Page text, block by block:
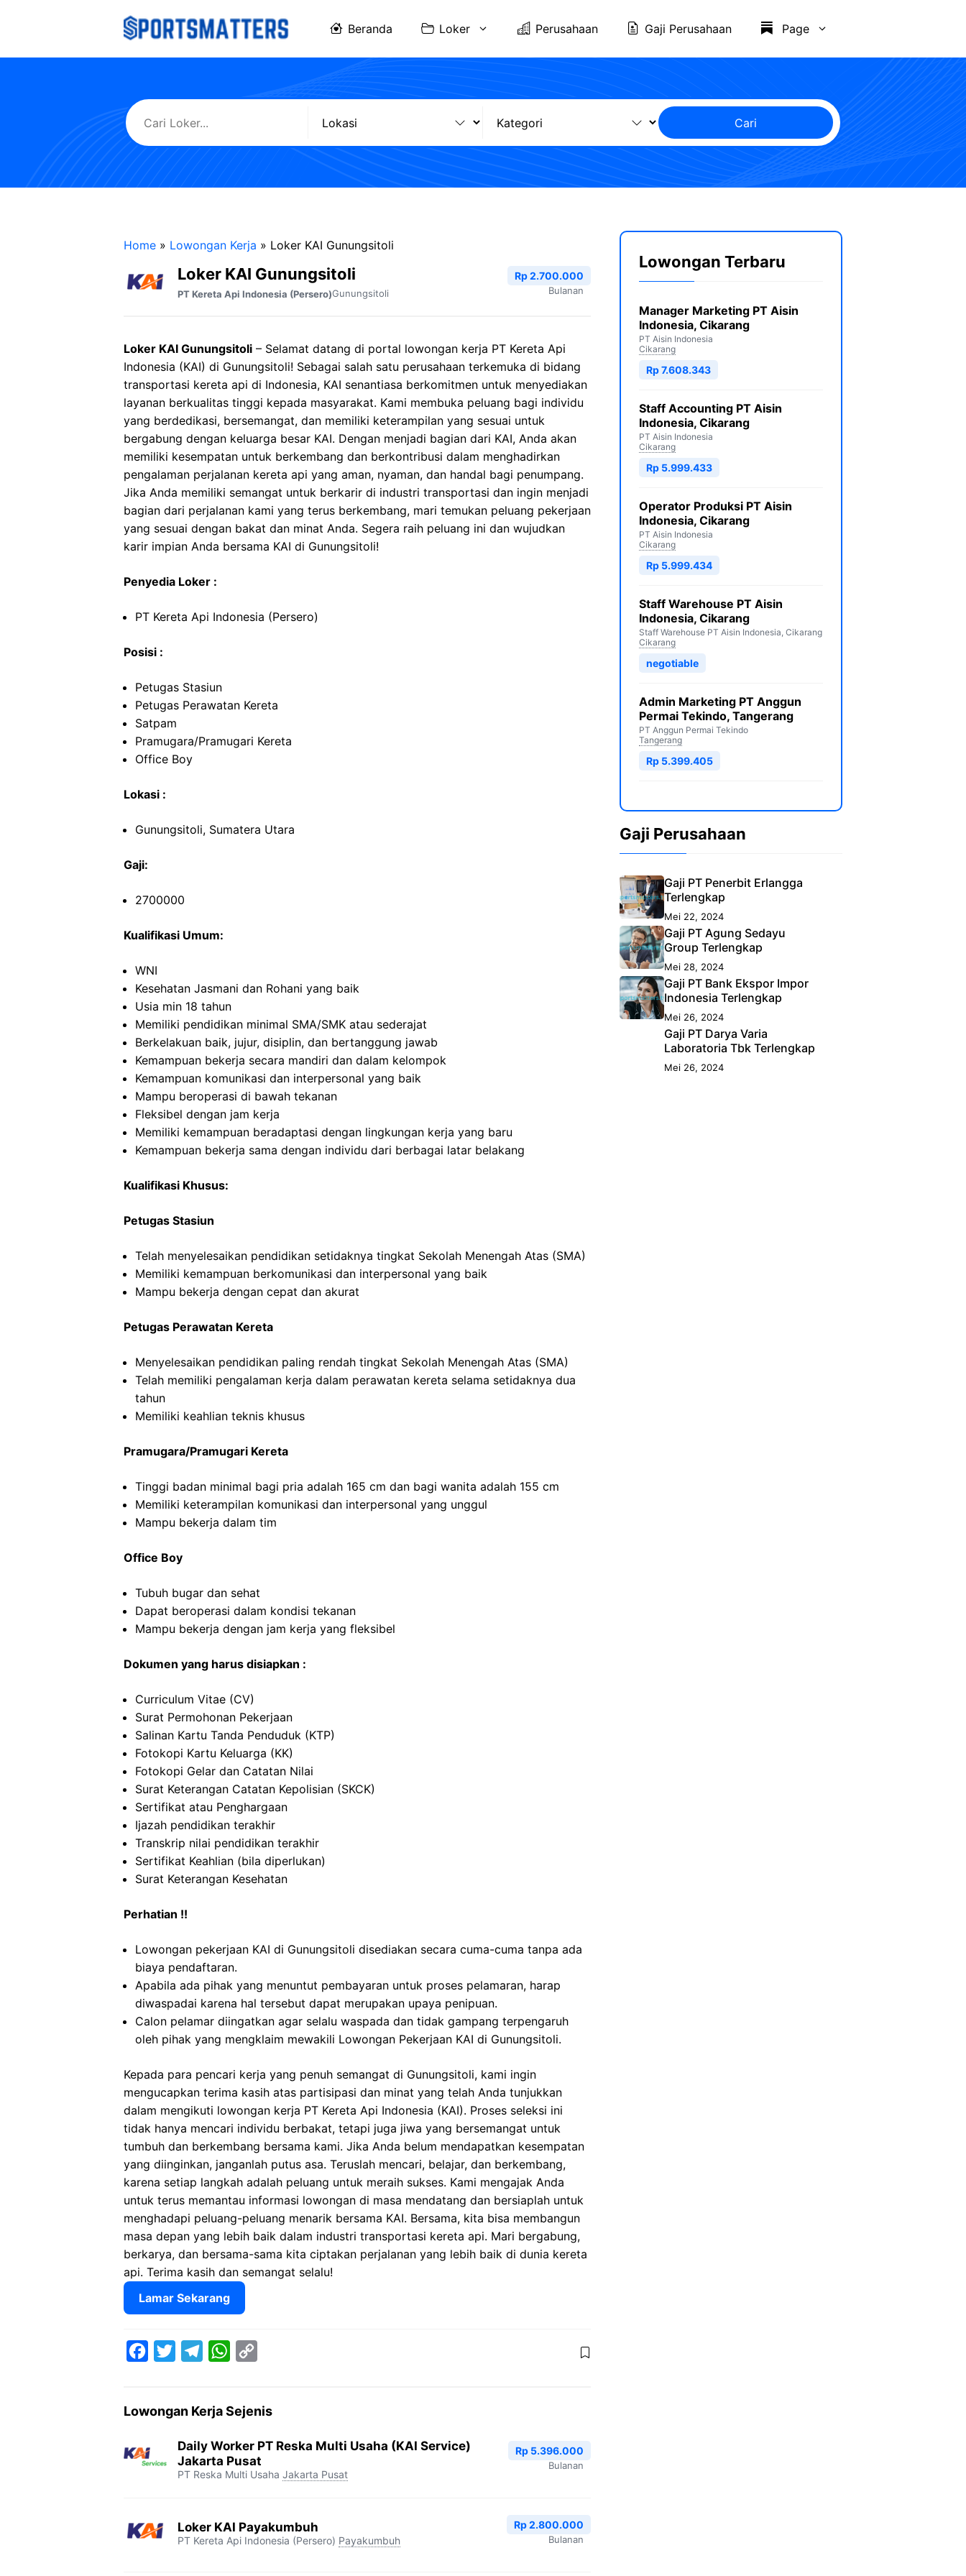
Beranda Loker Perusahaan Gaji Perusahaan Page
Cari
Home » Lowongan Kerja » Loker KAI Gunungsitoli
Loker KAI Gunungsitoli
PT Kereta Api Indonesia (Persero)Gunungsitoli
Rp 2.700.000
Bulanan
Loker KAI Gunungsitoli – Selamat datang di portal lowongan kerja PT Kereta Api
Indonesia (KAI) di Gunungsitoli! Sebagai salah satu perusahaan terkemuka di bidang
transportasi kereta api di Indonesia, KAI senantiasa berkomitmen untuk menyediakan
layanan berkualitas tinggi kepada masyarakat. Kami membuka peluang bagi individu
yang berdedikasi, bersemangat, dan memiliki keterampilan yang sesuai untuk
bergabung dengan keluarga besar KAI. Dengan menjadi bagian dari KAI, Anda akan
memiliki kesempatan untuk berkembang dan berkontribusi dalam menghadirkan
pengalaman perjalanan kereta api yang aman, nyaman, dan handal bagi penumpang.
Jika Anda memiliki semangat untuk berkarir di industri transportasi dan ingin menjadi
bagian dari perjalanan kami yang terus berkembang, mari temukan peluang pekerjaan
yang sesuai dengan bakat dan minat Anda. Segera raih peluang ini dan wujudkan
karir impian Anda bersama KAI di Gunungsitoli!
Penyedia Loker :
PT Kereta Api Indonesia (Persero)
Posisi :
Petugas Stasiun
Petugas Perawatan Kereta
Satpam
Pramugara/Pramugari Kereta
Office Boy
Lokasi :
Gunungsitoli, Sumatera Utara
Gaji:
2700000
Kualifikasi Umum:
WNI
Kesehatan Jasmani dan Rohani yang baik
Usia min 18 tahun
Memiliki pendidikan minimal SMA/SMK atau sederajat
Berkelakuan baik, jujur, disiplin, dan bertanggung jawab
Kemampuan bekerja secara mandiri dan dalam kelompok
Kemampuan komunikasi dan interpersonal yang baik
Mampu beroperasi di bawah tekanan
Fleksibel dengan jam kerja
Memiliki kemampuan beradaptasi dengan lingkungan kerja yang baru
Kemampuan bekerja sama dengan individu dari berbagai latar belakang
Kualifikasi Khusus:
Petugas Stasiun
Telah menyelesaikan pendidikan setidaknya tingkat Sekolah Menengah Atas (SMA)
Memiliki kemampuan berkomunikasi dan interpersonal yang baik
Mampu bekerja dengan cepat dan akurat
Petugas Perawatan Kereta
Menyelesaikan pendidikan paling rendah tingkat Sekolah Menengah Atas (SMA)
Telah memiliki pengalaman kerja dalam perawatan kereta selama setidaknya dua
tahun
Memiliki keahlian teknis khusus
Pramugara/Pramugari Kereta
Tinggi badan minimal bagi pria adalah 165 cm dan bagi wanita adalah 155 cm
Memiliki keterampilan komunikasi dan interpersonal yang unggul
Mampu bekerja dalam tim
Office Boy
Tubuh bugar dan sehat
Dapat beroperasi dalam kondisi tekanan
Mampu bekerja dengan jam kerja yang fleksibel
Dokumen yang harus disiapkan :
Curriculum Vitae (CV)
Surat Permohonan Pekerjaan
Salinan Kartu Tanda Penduduk (KTP)
Fotokopi Kartu Keluarga (KK)
Fotokopi Gelar dan Catatan Nilai
Surat Keterangan Catatan Kepolisian (SKCK)
Sertifikat atau Penghargaan
Ijazah pendidikan terakhir
Transkrip nilai pendidikan terakhir
Sertifikat Keahlian (bila diperlukan)
Surat Keterangan Kesehatan
Perhatian !!
Lowongan pekerjaan KAI di Gunungsitoli disediakan secara cuma-cuma tanpa ada
biaya pendaftaran.
Apabila ada pihak yang menuntut pembayaran untuk proses pelamaran, harap
diwaspadai karena hal tersebut dapat merupakan upaya penipuan.
Calon pelamar diingatkan agar selalu waspada dan tidak gampang terpengaruh
oleh pihak yang mengklaim mewakili Lowongan Pekerjaan KAI di Gunungsitoli.
Kepada para pencari kerja yang penuh semangat di Gunungsitoli, kami ingin
mengucapkan terima kasih atas partisipasi dan minat yang telah Anda tunjukkan
dalam mengikuti lowongan kerja PT Kereta Api Indonesia (KAI). Proses seleksi ini
tidak hanya mencari individu berbakat, tetapi juga jiwa yang bersemangat untuk
tumbuh dan berkembang bersama kami. Jika Anda belum mendapatkan kesempatan
yang diinginkan, janganlah putus asa. Teruslah mencari, belajar, dan berkembang,
karena setiap langkah adalah peluang untuk meraih sukses. Kami mengajak Anda
untuk terus memantau informasi lowongan di masa mendatang dan bersiaplah untuk
menghadapi peluang-peluang menarik bersama KAI. Bersama, kita bisa membangun
masa depan yang lebih baik dalam industri transportasi kereta api. Mari bergabung,
berkarya, dan bersama-sama kita ciptakan perjalanan yang lebih baik di dunia kereta
api. Terima kasih dan semangat selalu!
Lamar Sekarang
e
o
t
t
e
r
e
r
a
W
t
A
p
y
L
i
n
Lowongan Kerja Sejenis
Daily Worker PT Reska Multi Usaha (KAI Service)
Jakarta Pusat
PT Reska Multi Usaha Jakarta Pusat
Rp 5.396.000
Bulanan
Loker KAI Payakumbuh
PT Kereta Api Indonesia (Persero) Payakumbuh
Rp 2.800.000
Bulanan
Lowongan Terbaru
Manager Marketing PT Aisin
Indonesia, Cikarang
PT Aisin Indonesia
Cikarang
Rp 7.608.343
Staff Accounting PT Aisin
Indonesia, Cikarang
PT Aisin Indonesia
Cikarang
Rp 5.999.433
Operator Produksi PT Aisin
Indonesia, Cikarang
PT Aisin Indonesia
Cikarang
Rp 5.999.434
Staff Warehouse PT Aisin
Indonesia, Cikarang
Staff Warehouse PT Aisin Indonesia, Cikarang
Cikarang
negotiable
Admin Marketing PT Anggun
Permai Tekindo, Tangerang
PT Anggun Permai Tekindo
Tangerang
Rp 5.399.405
Gaji Perusahaan
Gaji PT Penerbit Erlangga
Terlengkap
Mei 22, 2024
Gaji PT Agung Sedayu
Group Terlengkap
Mei 28, 2024
Gaji PT Bank Ekspor Impor
Indonesia Terlengkap
Mei 26, 2024
Gaji PT Darya Varia
Laboratoria Tbk Terlengkap
Mei 26, 2024